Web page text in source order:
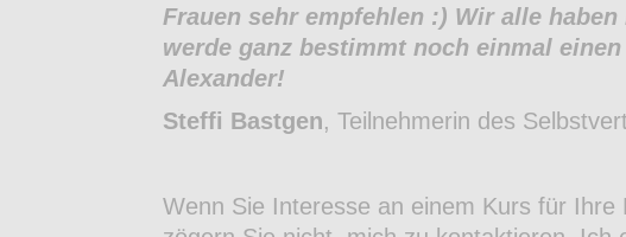
Frauen sehr empfehlen :) Wir alle
werde ganz bestimmt noch einmal
Alexander!
Steffi Bastgen, Teilnehmerin des
Wenn Sie Interesse an einem Kurs für